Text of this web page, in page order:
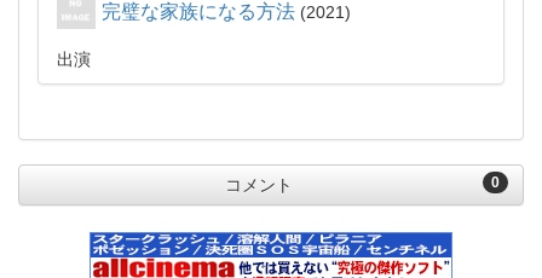
完璧な家族になる方法 2021
出演
0
コメント